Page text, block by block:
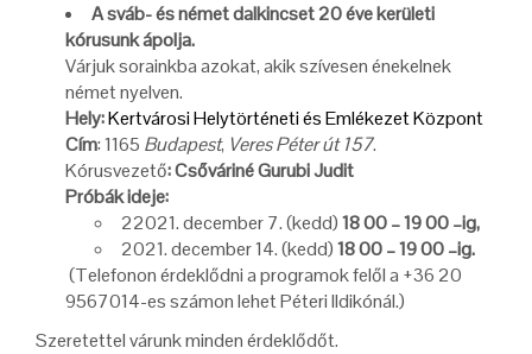
A sváb- és német dalkincset 20 éve kerületi
kórusunk ápolja.
Várjuk sorainkba azokat, akik szívesen énekelnek
német nyelven.
Hely:Kertvárosi Helytörténeti és Emlékezet Központ
Cím: 1165 Budapest, Veres Péter út 157.
Kórusvezető: Csőváriné Gurubi Judit
Próbák ideje:
22021. december 7. (kedd)18 00 – 19 00 –ig,
2021. december 14. (kedd)18 00 – 19 00 –ig.
(Telefonon érdeklődni a programok felől a +36 20
9567014-es számon lehet Péteri Ildikónál.)
Szeretettel várunk minden érdeklődőt.